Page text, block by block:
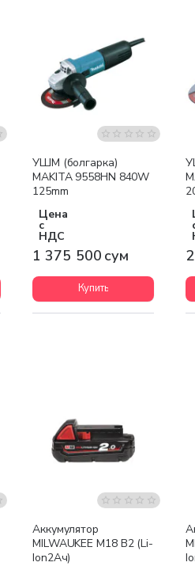
Бесплатная доставка
УШМ (болгарка)
MAKITA 9558HN 840W
125mm
Цена
с
НДС
1 375 500 сум
Купить
Аккумулятор
MILWAUKEE M18 B2 (Li-
Ion2Ач)